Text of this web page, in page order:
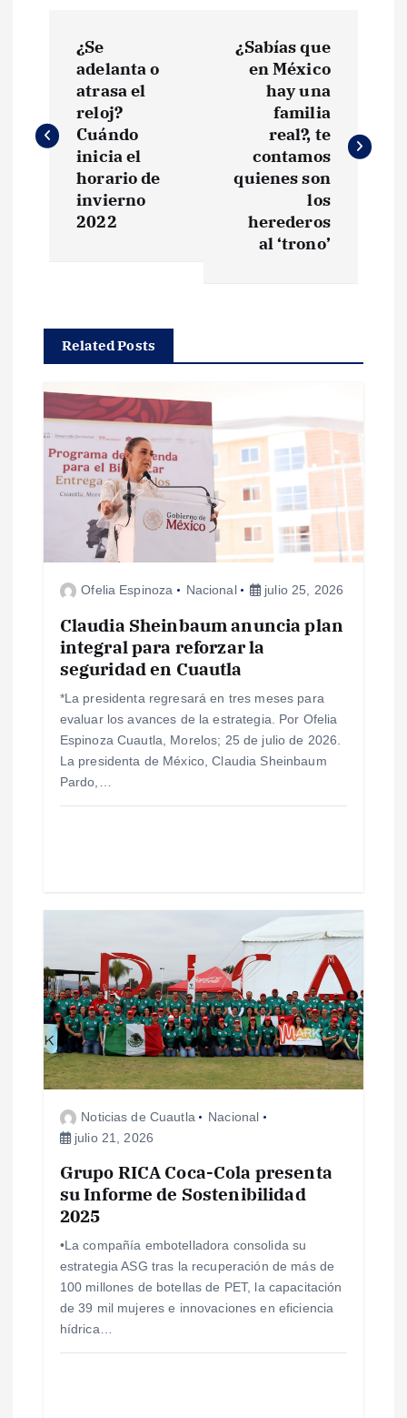
v
ó
n
e
¿Se
adelanta o
atrasa el
reloj?
Cuándo
inicia el
horario de
invierno
2022
¿Sabías que
en México
hay una
familia
real?, te
contamos
quienes son
los
herederos
al ‘trono’
Related Posts
Ofelia Espinoza Nacional julio 25, 2026
Claudia Sheinbaum anuncia plan
integral para reforzar la
seguridad en Cuautla
*La presidenta regresará en tres meses para
evaluar los avances de la estrategia. Por Ofelia
Espinoza Cuautla, Morelos; 25 de julio de 2026.
La presidenta de México, Claudia Sheinbaum
Pardo,…
Noticias de Cuautla
Nacional
julio 21, 2026
Grupo RICA Coca-Cola presenta
su Informe de Sostenibilidad
2025
•La compañía embotelladora consolida su
estrategia ASG tras la recuperación de más de
100 millones de botellas de PET, la capacitación
de 39 mil mujeres e innovaciones en eficiencia
hídrica…